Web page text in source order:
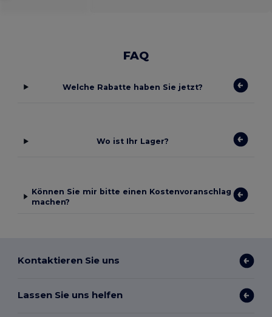
FAQ
Welche Rabatte haben Sie jetzt?
Wo ist Ihr Lager?
Können Sie mir bitte einen Kostenvoranschlag
machen?
Kontaktieren Sie uns
Lassen Sie uns helfen